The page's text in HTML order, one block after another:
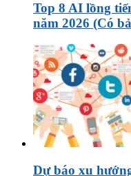
Top 8 AI lồng
năm 2026 (Có
Dự báo xu